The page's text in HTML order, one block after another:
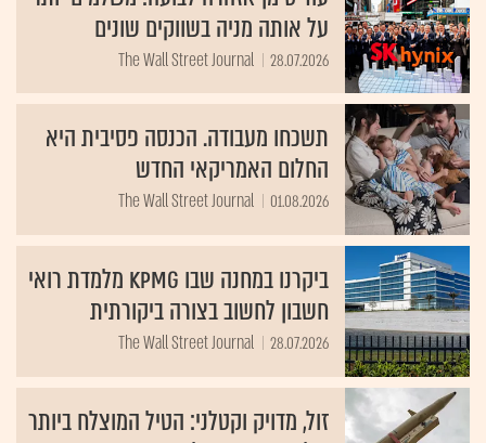
על אותה מניה בשווקים שונים
28.07.2026
The Wall Street Journal
תשכחו מעבודה. הכנסה פסיבית היא
החלום האמריקאי החדש
01.08.2026
The Wall Street Journal
ביקרנו במחנה שבו KPMG מלמדת רואי
חשבון לחשוב בצורה ביקורתית
28.07.2026
The Wall Street Journal
זול, מדויק וקטלני: הטיל המוצלח ביותר